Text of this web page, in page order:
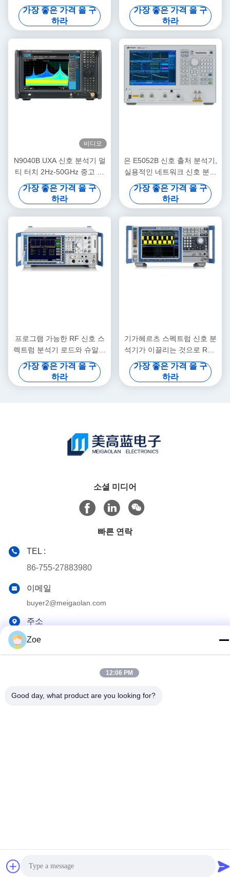
헤르츠
가장 좋은 가격 을 구
하라
FSQ3
가장 좋은 가격 을 구
하라
비디오
N9040B UXA 신호 분석기 멀
티 터치 2Hz-50GHz 중고 스
펙트럼 분석기
가장 좋은 가격 을 구
하라
은 E5052B 신호 출처 분석기,
실용적인 네트워크 신호 분석
기
가장 좋은 가격 을 구
하라
프로그램 가능한 RF 신호 스
렉트럼 분석기 로드와 슈알츠
FSQ40
가장 좋은 가격 을 구
하라
기가헤르츠 스펙트럼 신호 분
석기가 이끌리는 것으로 R&S
FSV3을 사용한 실용적 3.6
가장 좋은 가격 을 구
하라
소셜 미디어
빠른 연락
TEL :
86-755-27883980
이메일
buyer2@meigaolan.com
주소
동지앙하오위안, 바오민 Rd, Bao'an 지역, 센즈헨, 중국의
RA1-B2,F32
개인정보 보호 정책|사이트맵
중국 좋은 품질 RF 스펙트럼 분석기 공급자. 저작권 2023-2026
Zoe
12:06 PM
Good day, what product are you looking for?